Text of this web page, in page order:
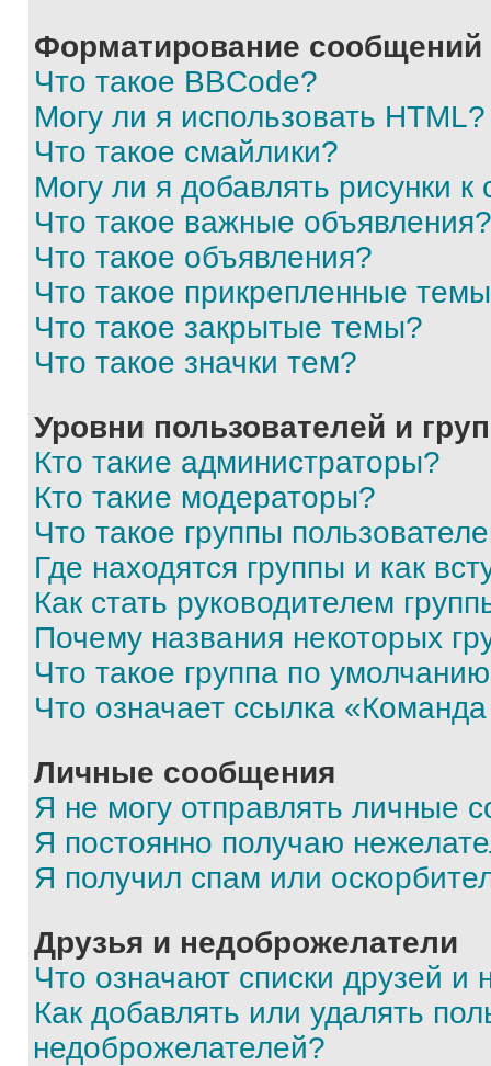
Форматирование
Что такое BBCode?
Могу ли я использовать HTML?
Что такое смайлики?
Могу ли я добавлять рисунки
Что такое важные объявления?
Что такое объявления?
Что такое прикрепленные
Что такое закрытые темы?
Что такое значки тем?
Уровни пользователей и
Кто такие администраторы?
Кто такие модераторы?
Что такое группы
Где находятся группы и как
Как стать руководителем
Почему названия некоторых
Что такое группа по
Что означает ссылка
Личные сообщения
Я не могу отправлять личные
Я постоянно получаю
Я получил спам или
Друзья и недоброжелатели
Что означают списки друзей и
Как добавлять или удалять
недоброжелателей?